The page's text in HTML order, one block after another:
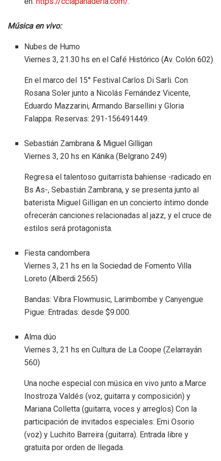
Música en vivo:
Nubes de Humo
Viernes 3, 21.30 hs en el Café Histórico (Av. Colón 602)
En el marco del 15° Festival Carlos Di Sarli. Con
Rosana Soler junto a Nicolás Fernández Vicente,
Eduardo Mazzarini, Armando Barsellini y Gloria
Falappa. Reservas: 291-156491449.
Sebastián Zambrana & Miguel Gilligan
Viernes 3, 20 hs en Kánika (Belgrano 249)
Regresa el talentoso guitarrista bahiense -radicado en
Bs As-, Sebastián Zambrana, y se presenta junto al
baterista Miguel Gilligan en un concierto íntimo donde
ofrecerán canciones relacionadas al jazz, y el cruce de
estilos será protagonista.
Fiesta candombera
Viernes 3, 21 hs en la Sociedad de Fomento Villa
Loreto (Alberdi 2565)
Bandas: Vibra Flowmusic, Larimbombe y Canyengue
Pigue. Entradas: desde $9.000.
Alma dúo
Viernes 3, 21 hs en Cultura de La Coope (Zelarrayán
560)
Una noche especial con música en vivo junto a:Marce
Inostroza Valdés (voz, guitarra y composición) y
Mariana Colletta (guitarra, voces y arreglos) Con la
participación de invitados especiales: Emi Osorio
(voz) y Luchito Barreira (guitarra). Entrada libre y
gratuita por orden de llegada.